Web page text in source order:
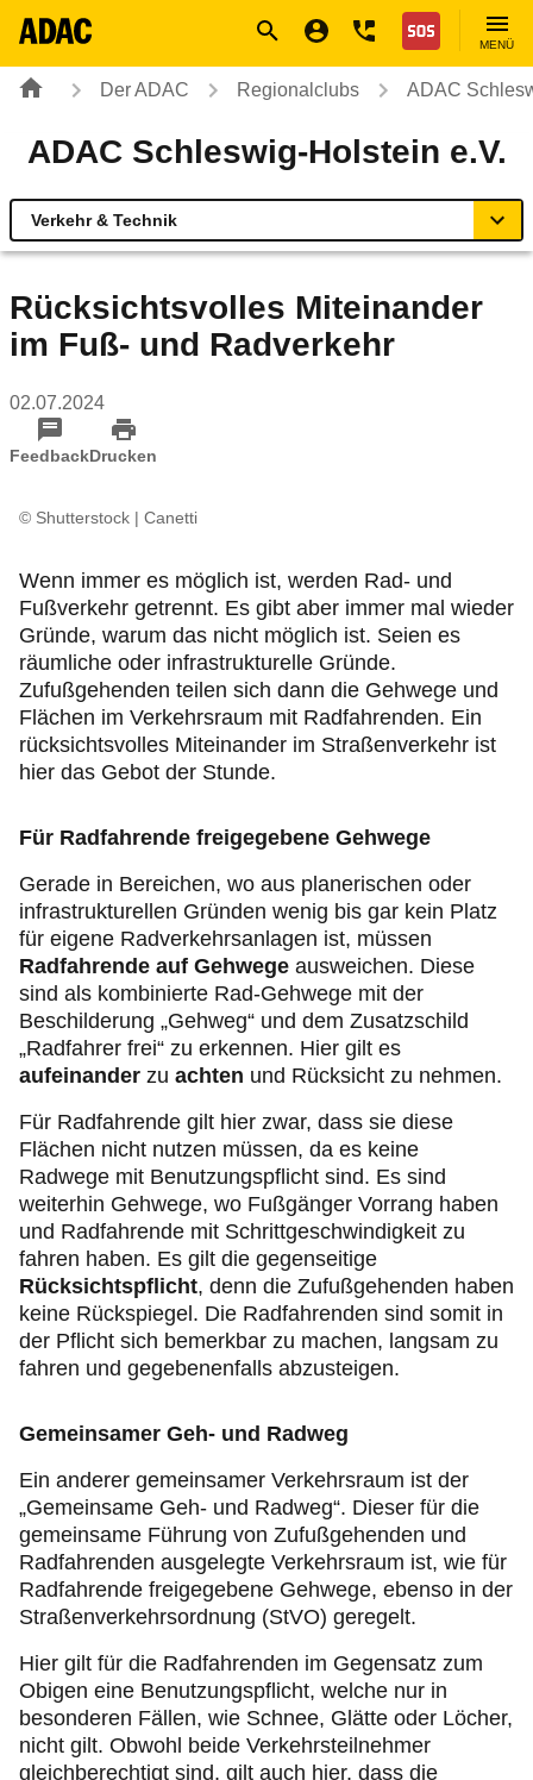
Nothilfe
MENÜ
Der ADAC Regionalclubs ADAC
ADAC Schleswig-Holstein e.V.
Verkehr & Technik
Geschäftsstellen & Reisebüros
Touristik & Events
Fahrsicherheit
Ihr ADAC Schleswig-Holstein
Rücksichtsvolles Miteinander
im Fuß- und Radverkehr
02.07.2024
FeedbackDrucken
© Shutterstock | Canetti
Wenn immer es möglich ist, werden Rad- und
Fußverkehr getrennt. Es gibt aber immer mal wieder
Gründe, warum das nicht möglich ist. Seien es
räumliche oder infrastrukturelle Gründe.
Zufußgehenden teilen sich dann die Gehwege und
Flächen im Verkehrsraum mit Radfahrenden. Ein
rücksichtsvolles Miteinander im Straßenverkehr ist
hier das Gebot der Stunde.
Für Radfahrende freigegebene Gehwege
Gerade in Bereichen, wo aus planerischen oder
infrastrukturellen Gründen wenig bis gar kein Platz
für eigene Radverkehrsanlagen ist, müssen
Radfahrende auf Gehwege ausweichen. Diese
sind als kombinierte Rad-Gehwege mit der
Beschilderung „Gehweg“ und dem Zusatzschild
„Radfahrer frei“ zu erkennen. Hier gilt es
aufeinander zu achten und Rücksicht zu nehmen.
Für Radfahrende gilt hier zwar, dass sie diese
Flächen nicht nutzen müssen, da es keine
Radwege mit Benutzungspflicht sind. Es sind
weiterhin Gehwege, wo Fußgänger Vorrang haben
und Radfahrende mit Schrittgeschwindigkeit zu
fahren haben. Es gilt die gegenseitige
Rücksichtspflicht, denn die Zufußgehenden haben
keine Rückspiegel. Die Radfahrenden sind somit in
der Pflicht sich bemerkbar zu machen, langsam zu
fahren und gegebenenfalls abzusteigen.
Gemeinsamer Geh- und Radweg
Ein anderer gemeinsamer Verkehrsraum ist der
„Gemeinsame Geh- und Radweg“. Dieser für die
gemeinsame Führung von Zufußgehenden und
Radfahrenden ausgelegte Verkehrsraum ist, wie für
Radfahrende freigegebene Gehwege, ebenso in der
Straßenverkehrsordnung (StVO) geregelt.
Hier gilt für die Radfahrenden im Gegensatz zum
Obigen eine Benutzungspflicht, welche nur in
besonderen Fällen, wie Schnee, Glätte oder Löcher,
nicht gilt. Obwohl beide Verkehrsteilnehmer
gleichberechtigt sind, gilt auch hier, dass die